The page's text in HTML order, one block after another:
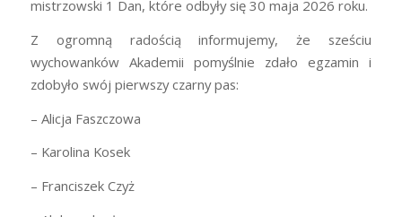
mistrzowski 1 Dan, które odbyły się 30 maja 2026 roku.
Z ogromną radością informujemy, że sześciu
wychowanków Akademii pomyślnie zdało egzamin i
zdobyło swój pierwszy czarny pas:
– Alicja Faszczowa
– Karolina Kosek
– Franciszek Czyż